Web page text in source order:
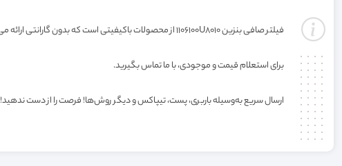
فیلتر صافی بنزین 1106100U8010 از محصولات باکیفیتی است که بدون گارانتی ارائه می‌شود. خرید این فیلتر به صورت عمده یا کارتنی شامل تخفیف ویژه فروشگاه می‌باشد.
برای استعلام قیمت و موجودی، با ما تماس بگیرید.
ارسال سریع به‌وسیله باربری، پست، تیپاکس و دیگر روش‌ها! فرصت را از دست ندهید!